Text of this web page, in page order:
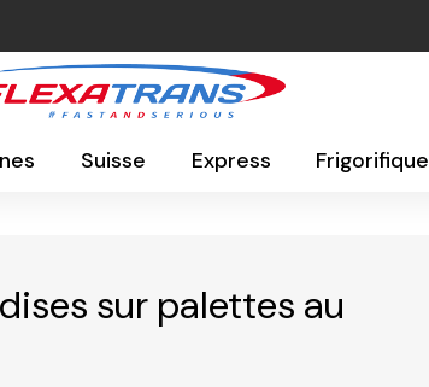
Suisse Express Frigorifique
sur palettes au